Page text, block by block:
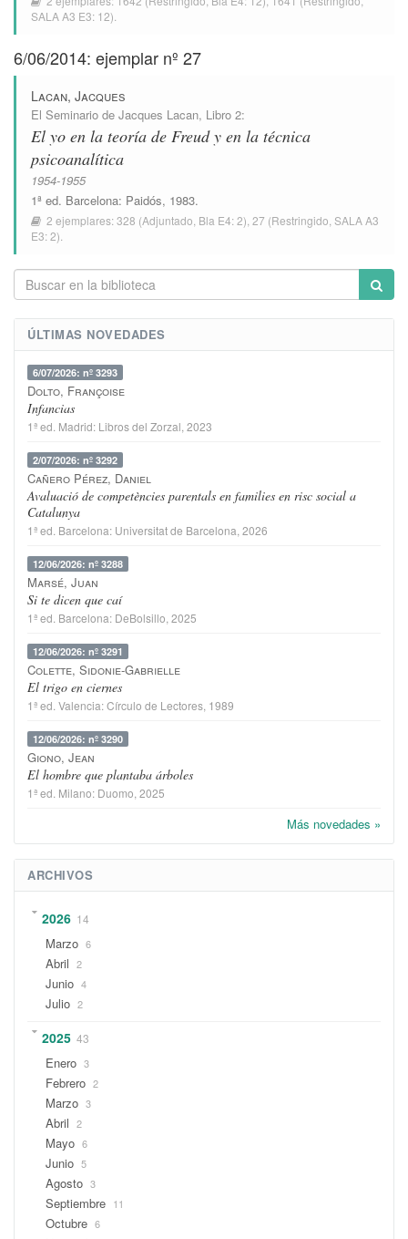
SALA A3 E3: 12).
6/06/2014: ejemplar nº 27
Lacan, Jacques
El Seminario de Jacques Lacan, Libro 2:
El yo en la teoría de Freud y en la técnica
psicoanalítica
1954-1955
1ª ed. Barcelona: Paidós, 1983.
2 ejemplares:328 (Adjuntado, Bla E4: 2), 27 (Restringido, SALA A3
E3: 2).
ÚLTIMAS NOVEDADES
6/07/2026: nº 3293
Dolto, Françoise
Infancias
1ª ed. Madrid: Libros del Zorzal , 2023
2/07/2026: nº 3292
Cañero Pérez, Daniel
Avaluació de competències parentals en families en risc social a
Catalunya
1ª ed. Barcelona: Universitat de Barcelona , 2026
12/06/2026: nº 3288
Marsé, Juan
Si te dicen que caí
1ª ed. Barcelona: DeBolsillo , 2025
12/06/2026: nº 3291
Colette, Sidonie-Gabrielle
El trigo en ciernes
1ª ed. Valencia:Círculo de Lectores , 1989
12/06/2026: nº 3290
Giono, Jean
El hombre que plantaba árboles
1ª ed. Milano: Duomo , 2025
Más novedades »
ARCHIVOS
2026 14
Marzo 6
Abril 2
Junio 4
Julio 2
2025 43
Enero 3
Febrero 2
Marzo 3
Abril 2
Mayo 6
Junio 5
Agosto 3
Septiembre 11
Octubre 6